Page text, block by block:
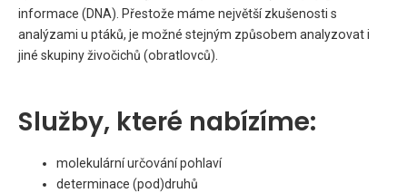
informace (DNA). Přestože máme největší zkušenosti s
analýzami u ptáků, je možné stejným způsobem analyzovat i
jiné skupiny živočichů (obratlovců).
Služby, které nabízíme:
molekulární určování pohlaví
determinace (pod)druhů